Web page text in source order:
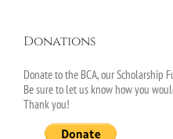
Donations
Donate to the BCA, our Scholarship
Be sure to let us know how you
Thank you!